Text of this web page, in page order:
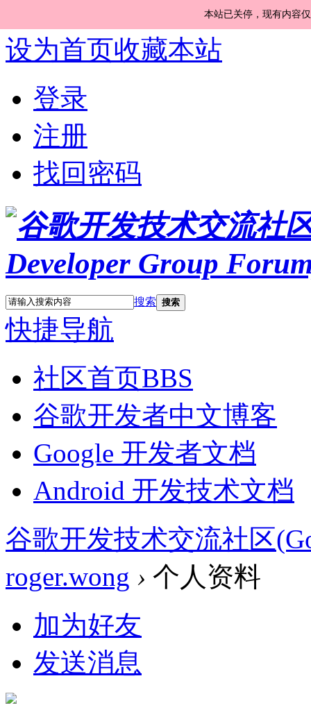
本站已关停，现有内容
设为首页收藏本站
登录
注册
找回密码
搜索 搜索
快捷导航
社区首页BBS
谷歌开发者中文博客
Google 开发者文档
Android 开发技术文档
谷歌开发技术交流社区
roger.wong › 个人资料
加为好友
发送消息